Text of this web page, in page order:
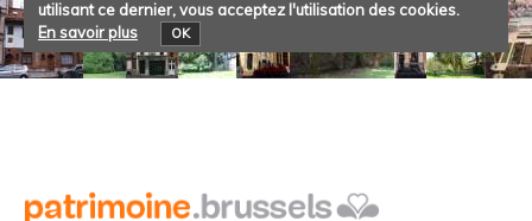
utilisant ce dernier, vous acceptez l'utilisation des cookies.
En savoir plus
OK